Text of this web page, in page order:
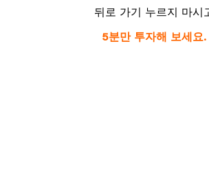
뒤로 가기 누르지 마시
5분만 투자해 보세요.